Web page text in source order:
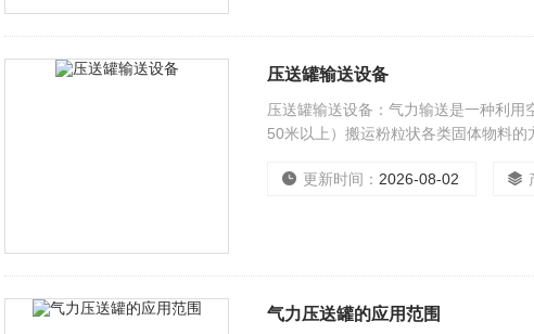
压送罐输送设备
压送罐输送设备：气力输送是一种利
50米以上）搬运粉粒状各类固体物料的
更新时间： 2026-08-02
气力压送罐的应用范围